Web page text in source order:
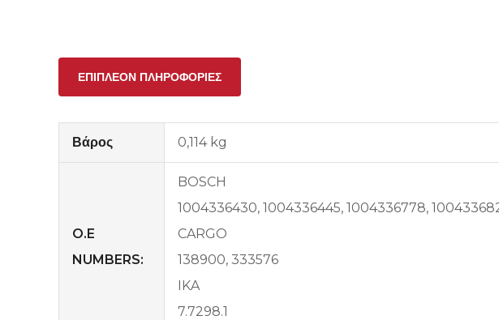
ΕΠΙΠΛΈΟΝ ΠΛΗΡΟΦΟΡΊΕΣ
Βάρος 0,114 kg
O.E
NUMBERS:
BOSCH
1004336430, 1004336445, 1004336778,
CARGO
138900, 333576
IKA
7.7298.1